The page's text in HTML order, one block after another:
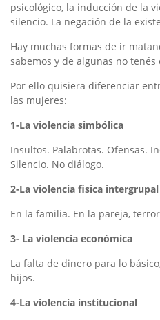
psicológico, la inducción de la
silencio. La negación de la
Hay muchas formas de ir
sabemos y de algunas no tenés
Por ello quisiera diferenciar
las mujeres:
1-La violencia simbólica
Insultos. Palabrotas. Ofensas.
Silencio. No diálogo.
2-La violencia fisica intergrupal
En la familia. En la pareja,
3- La violencia económica
La falta de dinero para lo
hijos.
4-La violencia institucional